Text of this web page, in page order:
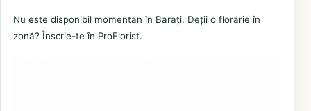
Nu este disponibil momentan în Barați. Deții o florărie în
zonă? Înscrie-te în ProFlorist.